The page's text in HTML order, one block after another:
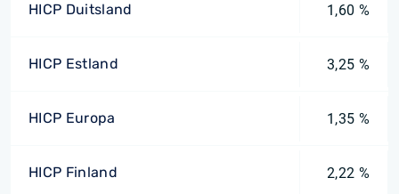
HICP Duitsland 1,60 %
HICP Estland 3,25 %
HICP Europa 1,35 %
HICP Finland 2,22 %